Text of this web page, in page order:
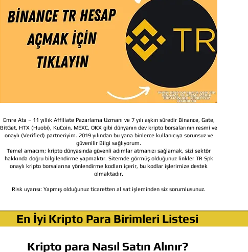
Emre Ata – 11 yıllık Affiliate Pazarlama Uzmanı ve 7 yılı aşkın süredir Binance, Gate,
BitGet, HTX (Huobi), KuCoin, MEXC, OKX gibi dünyanın dev kripto borsalarının resmi ve
onaylı (Verified) partneriyim. 2019 yılından bu yana binlerce kullanıcıya sorunsuz ve
güvenilir Bilgi sağlıyorum.
Temel amacım; kripto dünyasında güvenli adımlar atmanızı sağlamak, sizi sektör
hakkında doğru bilgilendirme yapmaktır. Sitemde görmüş olduğunuz linkler TR Spk
onaylı kripto borsalarına yönlendirme kodları içerir, bu kodlar işlerimize destek
olmaktadır.
Risk uyarısı: Yapmış olduğunuz ticaretten al sat işleminden siz sorumlusunuz.
En İyi Kripto Para Birimleri Listesi
Kripto para Nasıl Satın Alınır?